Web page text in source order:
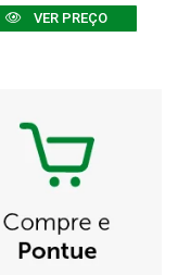
VER PREÇO